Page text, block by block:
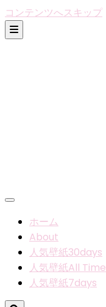
コンテンツへスキップ
ホーム
About
人気壁紙30days
人気壁紙All Time
人気壁紙7days